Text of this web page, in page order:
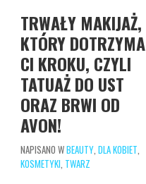
TRWAŁY MAKIJAŻ,
KTÓRY DOTRZYMA
CI KROKU, CZYLI
TATUAŻ DO UST
ORAZ BRWI OD
AVON!
NAPISANO WBEAUTY DLA KOBIET
KOSMETYKI TWARZ